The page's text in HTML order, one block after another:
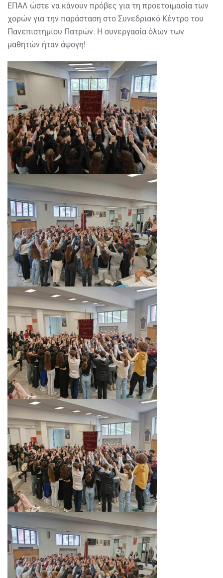
ΕΠΑΛ ώστε να κάνουν πρόβες για τη προετοιμασία των
χορών για την παράσταση στο Συνεδριακό Κέντρο του
Πανεπιστημίου Πατρών. Η συνεργασία όλων των
μαθητών ήταν άψογη!